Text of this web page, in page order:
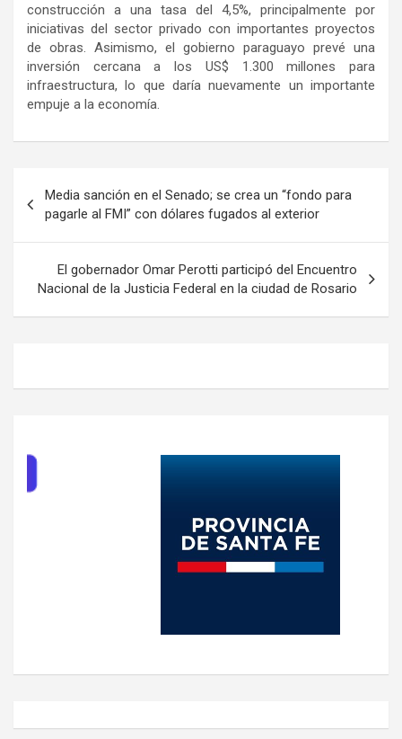
construcción a una tasa del 4,5%, principalmente por
iniciativas del sector privado con importantes proyectos
de obras. Asimismo, el gobierno paraguayo prevé una
inversión cercana a los US$ 1.300 millones para
infraestructura, lo que daría nuevamente un importante
empuje a la economía.
de
entradas
Media sanción en el Senado; se crea un “fondo para
pagarle al FMI” con dólares fugados al exterior
El gobernador Omar Perotti participó del Encuentro
Nacional de la Justicia Federal en la ciudad de Rosario